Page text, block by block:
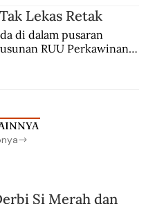
Lekas Retak
di dalam pusaran
RUU Perkawinan.
Si Merah dan